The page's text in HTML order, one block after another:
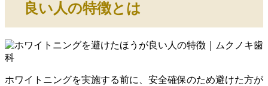
良い人の特徴とは
ホワイトニングを実施する前に、安全確保のため避けた方が